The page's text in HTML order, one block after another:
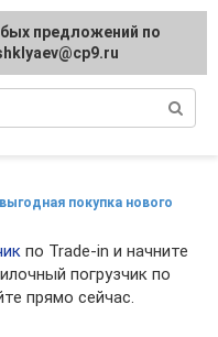
покупка нового
по Trade-in и начните
погрузчик по
прямо сейчас.
предложений по